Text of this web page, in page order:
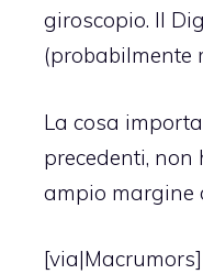
giroscopio. Il
(probabilmente
La cosa
precedenti,
ampio margine
[via|Macrumors]